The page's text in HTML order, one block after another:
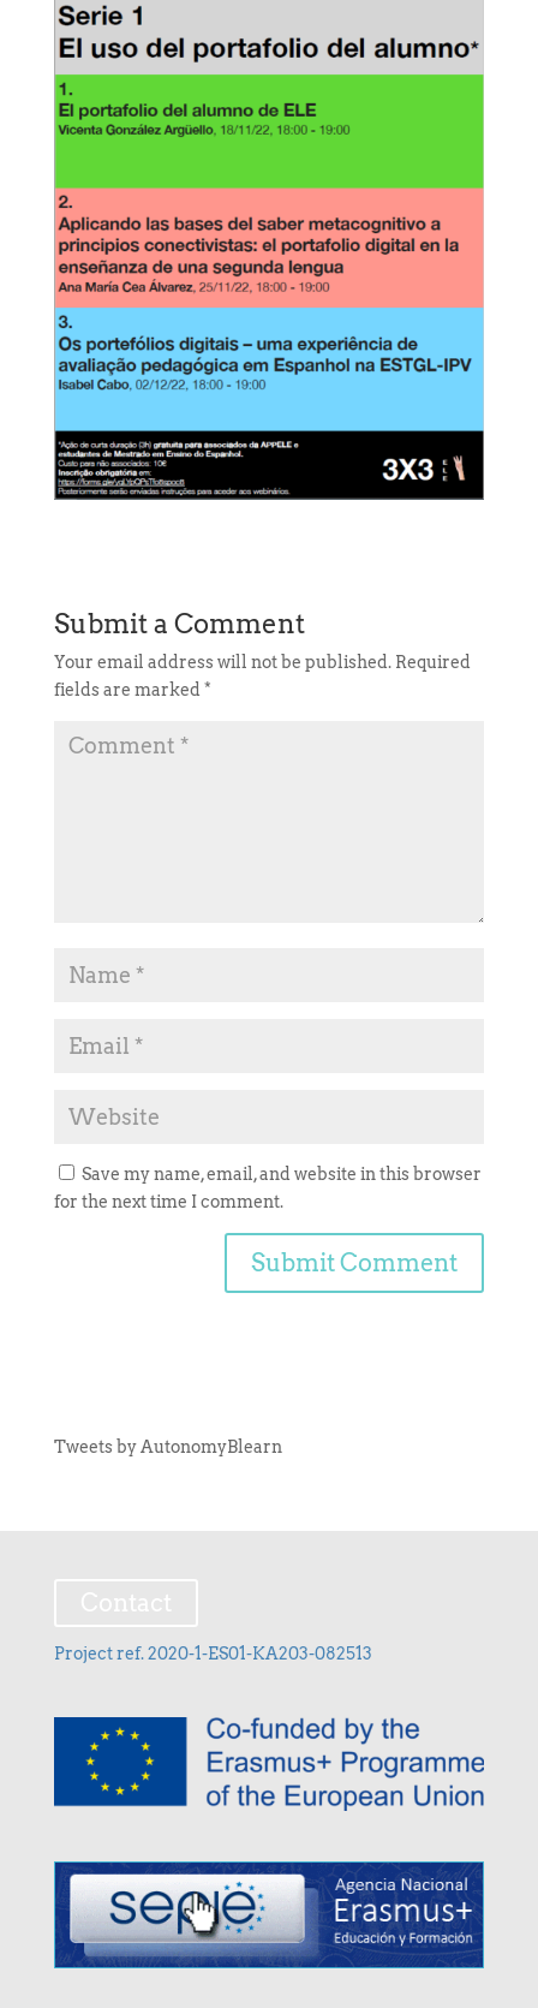
Submit a Comment
Your email address will not be published. Required
fields are marked *
Save my name, email, and website in this browser
for the next time I comment.
Tweets by AutonomyBlearn
Project ref. 2020-1-ES01-KA203-082513